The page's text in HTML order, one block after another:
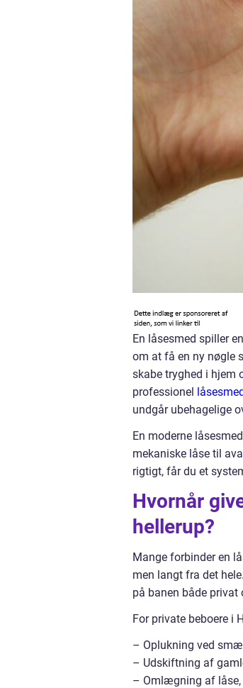
En låsesmed spiller
om at få en ny nøgle
skabe tryghed i hjem
professionel
undgår ubehagelige
En moderne
mekaniske låse til
rigtigt, får du et
Hvornår
hellerup?
Mange forbinder en
men langt fra det
på banen både privat
For private beboere i
– Oplukning ved
– Udskiftning af
– Omlægning af låse,